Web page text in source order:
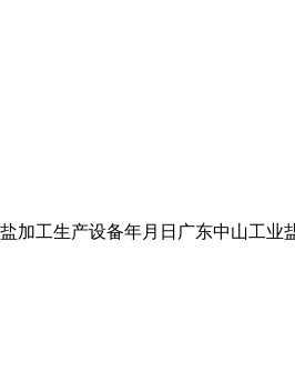
加工生产设备年月日广东中山工